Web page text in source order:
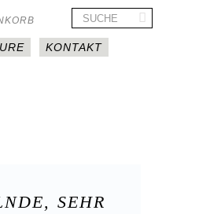
KONTAKT
SEHR